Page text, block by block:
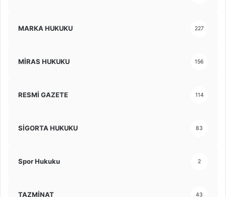
MARKA HUKUKU 227
MİRAS HUKUKU 156
RESMİ GAZETE 114
SİGORTA HUKUKU 83
Spor Hukuku 2
TAZMİNAT 43